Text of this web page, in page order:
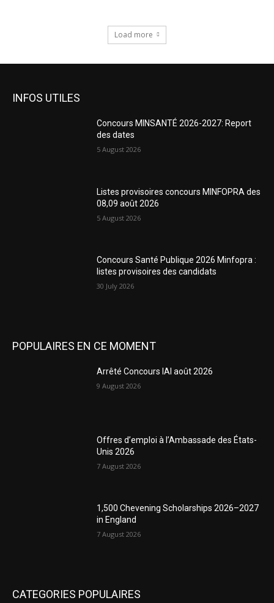
Load more
INFOS UTILES
Concours MINSANTÉ 2026-2027: Report
des dates
5 August 2026
Listes provisoires concours MINFOPRA des
08,09 août 2026
5 August 2026
Concours Santé Publique 2026 Minfopra :
listes provisoires des candidats
30 July 2026
POPULAIRES EN CE MOMENT
Arrêté Concours IAI août 2026
9 August 2026
Offres d’emploi à l’Ambassade des États-
Unis 2026
7 August 2026
1,500 Chevening Scholarships 2026–2027
in England
7 August 2026
CATEGORIES POPULAIRES